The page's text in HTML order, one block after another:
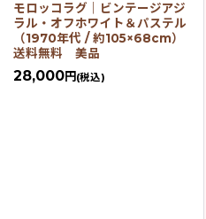
モロッコラグ｜ビンテージアジ
ラル・オフホワイト＆パステル
（1970年代 / 約105×68cm）
送料無料 美品
28,000円 (税込)